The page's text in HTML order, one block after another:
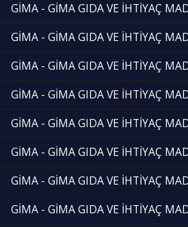
GİMA - GİMA GIDA VE İHTİYAÇ
GİMA - GİMA GIDA VE İHTİYAÇ
GİMA - GİMA GIDA VE İHTİYAÇ
GİMA - GİMA GIDA VE İHTİYAÇ
GİMA - GİMA GIDA VE İHTİYAÇ
GİMA - GİMA GIDA VE İHTİYAÇ
GİMA - GİMA GIDA VE İHTİYAÇ
GİMA - GİMA GIDA VE İHTİYAÇ